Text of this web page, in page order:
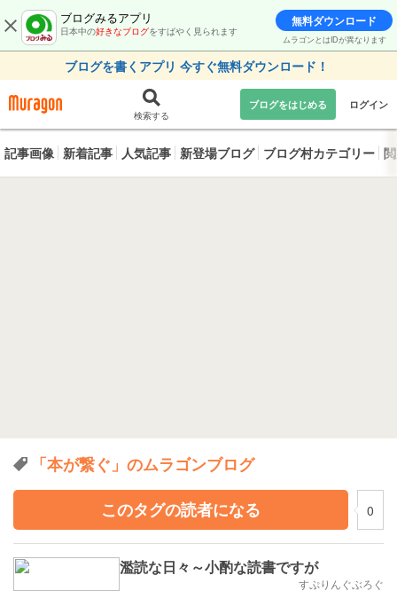
ブログみるアプリ
日本中の好きなブログをすばやく見られます
無料ダウンロード
ムラゴンとはIDが異なります
ブログを書くアプリ 今すぐ無料ダウンロード！
検索する
ブログをはじめる ログイン
記事画像 新着記事 人気記事 新登場ブログ ブログ村カテゴリー
「本が繋ぐ」のムラゴンブログ
このタグの読者になる
0
濫読な日々～小酌な読書ですが
すぷりんぐぶろぐ